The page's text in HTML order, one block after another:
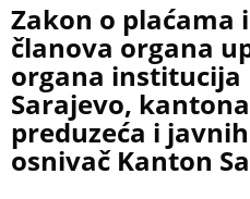
Zakon o plaćama
članova organa
organa institucija
Sarajevo,
preduzeća i
osnivač Kanton